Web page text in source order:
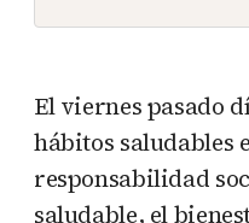
El viernes pasado
hábitos saludables
responsabilidad
saludable, el